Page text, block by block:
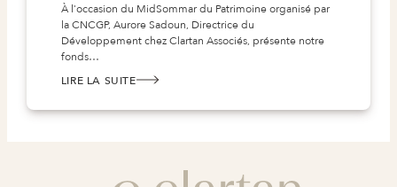
À l'occasion du MidSommar du Patrimoine organisé par
la CNCGP, Aurore Sadoun, Directrice du
Développement chez Clartan Associés, présente notre
fonds…
LIRE LA SUITE
:
SUR